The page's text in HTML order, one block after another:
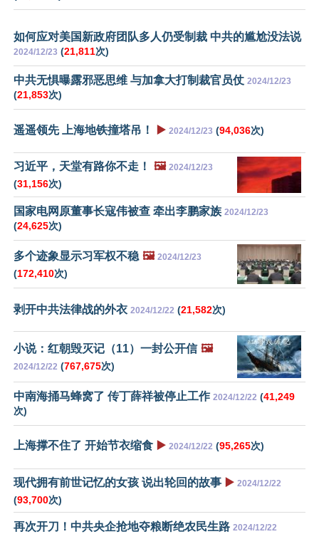
如何应对美国新政府团队多人仍受制裁 中共的尴尬没法说
2024/12/23 (21,811次)
中共无惧曝露邪恶思维 与加拿大打制裁官员仗 2024/12/23
(21,853次)
遥遥领先 上海地铁撞塔吊！ ▶️ 2024/12/23 (94,036次)
习近平，天堂有路你不走！ 🖼️ 2024/12/23
(31,156次)
国家电网原董事长寇伟被查 牵出李鹏家族 2024/12/23
(24,625次)
多个迹象显示习军权不稳 🖼️ 2024/12/23
(172,410次)
剥开中共法律战的外衣 2024/12/22 (21,582次)
小说：红朝毁灭记（11）一封公开信 🖼️
2024/12/22 (767,675次)
中南海捅马蜂窝了 传丁薛祥被停止工作 2024/12/22 (41,249
次)
上海撑不住了 开始节衣缩食 ▶️ 2024/12/22 (95,265次)
现代拥有前世记忆的女孩 说出轮回的故事 ▶️ 2024/12/22
(93,700次)
再次开刀！中共央企抢地夺粮断绝农民生路 2024/12/22